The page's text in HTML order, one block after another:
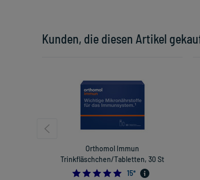
Kunden, die diesen Artikel
Orthomol Immun
Trinkfläschchen/Tabletten, 30 St
4.866666666666666
15*